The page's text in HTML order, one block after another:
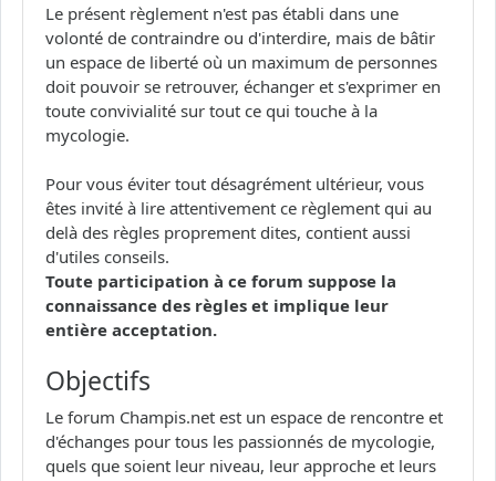
Le présent règlement n'est pas établi dans une
volonté de contraindre ou d'interdire, mais de bâtir
un espace de liberté où un maximum de personnes
doit pouvoir se retrouver, échanger et s'exprimer en
toute convivialité sur tout ce qui touche à la
mycologie.
Pour vous éviter tout désagrément ultérieur, vous
êtes invité à lire attentivement ce règlement qui au
delà des règles proprement dites, contient aussi
d'utiles conseils.
Toute participation à ce forum suppose la
connaissance des règles et implique leur
entière acceptation.
Objectifs
Le forum Champis.net est un espace de rencontre et
d'échanges pour tous les passionnés de mycologie,
quels que soient leur niveau, leur approche et leurs